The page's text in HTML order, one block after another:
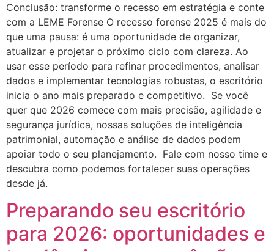
Conclusão: transforme o recesso em estratégia e conte
com a LEME Forense O recesso forense 2025 é mais do
que uma pausa: é uma oportunidade de organizar,
atualizar e projetar o próximo ciclo com clareza. Ao
usar esse período para refinar procedimentos, analisar
dados e implementar tecnologias robustas, o escritório
inicia o ano mais preparado e competitivo. Se você
quer que 2026 comece com mais precisão, agilidade e
segurança jurídica, nossas soluções de inteligência
patrimonial, automação e análise de dados podem
apoiar todo o seu planejamento. Fale com nosso time e
descubra como podemos fortalecer suas operações
desde já.
Preparando seu escritório
para 2026: oportunidades e